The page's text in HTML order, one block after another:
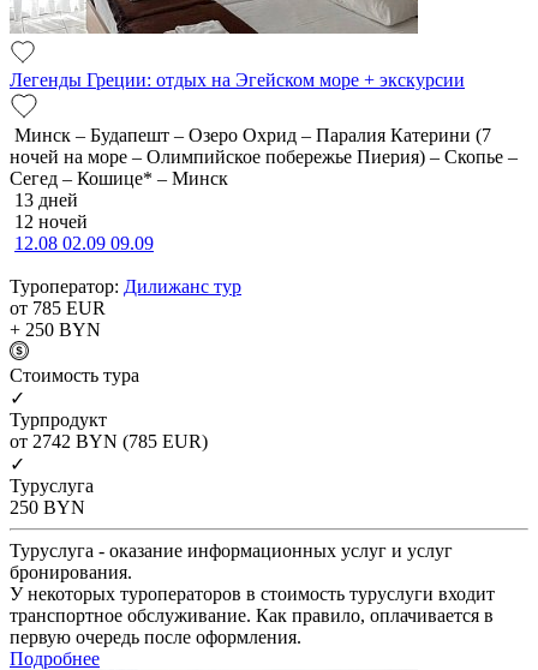
Легенды Греции: отдых на Эгейском море + экскурсии
Минск – Будапешт – Озеро Охрид – Паралия Катерини (7
ночей на море – Олимпийское побережье Пиерия) – Скопье –
Сегед – Кошице* – Минск
13 дней
12 ночей
12.08 02.09 09.09
Туроператор: Дилижанс тур
от 785 EUR
+ 250 BYN
Cтоимость тура
✓
Турпродукт
от 2742 BYN (785 EUR)
✓
Туруслуга
250 BYN
Туруслуга - оказание информационных услуг и услуг
бронирования.
У некоторых туроператоров в стоимость туруслуги входит
транспортное обслуживание. Как правило, оплачивается в
первую очередь после оформления.
Подробнее